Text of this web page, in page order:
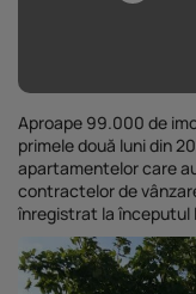
25
20
Aproape 99.000 de
primele două luni din
apartamentelor care
contractelor de
înregistrat la începutul